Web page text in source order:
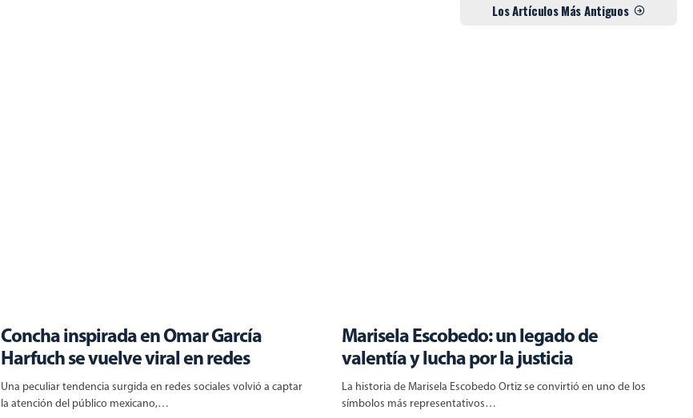
Los Artículos Más Antiguos
Concha inspirada en Omar García
Harfuch se vuelve viral en redes
Una peculiar tendencia surgida en redes sociales volvió a captar
la atención del público mexicano,…
Marisela Escobedo: un legado de
valentía y lucha por la justicia
La historia de Marisela Escobedo Ortiz se convirtió en uno de los
símbolos más representativos…